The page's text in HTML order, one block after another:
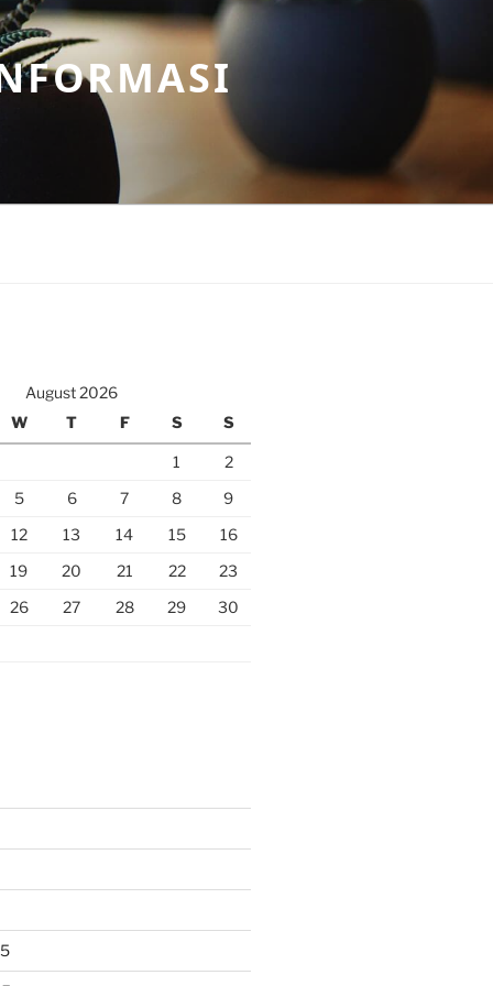
August 2026
W T F S S
1
2
5 6 7 8
9
12 13 14 15
16
19 20 21 22
23
26 27 28 29
30